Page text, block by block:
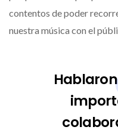
contentos de poder
nuestra música con el